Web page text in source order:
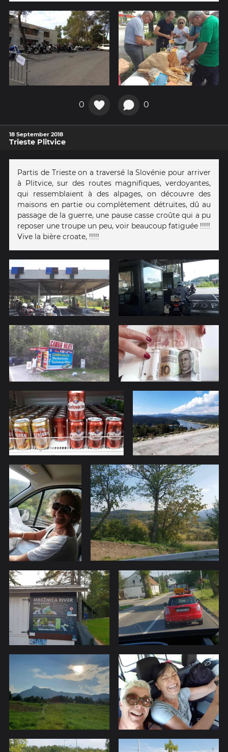
0 0
18 September 2018
Trieste Plitvice
Partis de Trieste on a traversé la Slovénie pour arriver
à Plitvice, sur des routes magnifiques, verdoyantes,
qui ressemblaient à des alpages, on découvre des
maisons en partie ou complètement détruites, dû au
passage de la guerre, une pause casse croûte qui a pu
reposer une troupe un peu, voir beaucoup fatiguée !!!!!
Vive la bière croate, !!!!!